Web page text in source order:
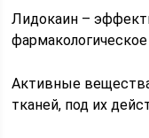
Лидокаин –
Активные
тканей, под их